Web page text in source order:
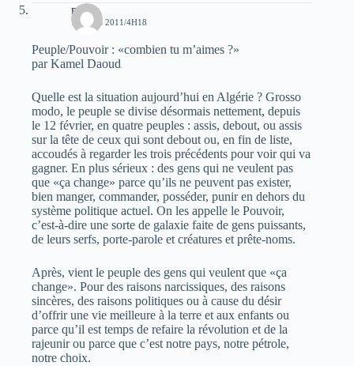
mouh
1 MARS 2011/4H18
Peuple/Pouvoir : «combien tu m’aimes ?»
par Kamel Daoud
Quelle est la situation aujourd’hui en Algérie ? Grosso
modo, le peuple se divise désormais nettement, depuis
le 12 février, en quatre peuples : assis, debout, ou assis
sur la tête de ceux qui sont debout ou, en fin de liste,
accoudés à regarder les trois précédents pour voir qui va
gagner. En plus sérieux : des gens qui ne veulent pas
que «ça change» parce qu’ils ne peuvent pas exister,
bien manger, commander, posséder, punir en dehors du
système politique actuel. On les appelle le Pouvoir,
c’est-à-dire une sorte de galaxie faite de gens puissants,
de leurs serfs, porte-parole et créatures et prête-noms.
Après, vient le peuple des gens qui veulent que «ça
change». Pour des raisons narcissiques, des raisons
sincères, des raisons politiques ou à cause du désir
d’offrir une vie meilleure à la terre et aux enfants ou
parce qu’il est temps de refaire la révolution et de la
rajeunir ou parce que c’est notre pays, notre pétrole,
notre choix.